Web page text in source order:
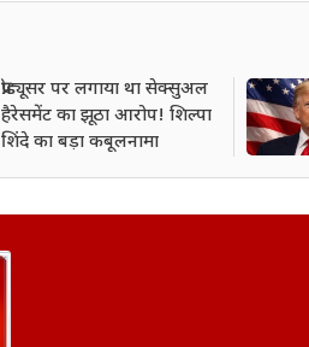
प्रोड्यूसर पर लगाया था सेक्सुअल
हैरेसमेंट का झूठा आरोप! शिल्पा
शिंदे का बड़ा कबूलनामा